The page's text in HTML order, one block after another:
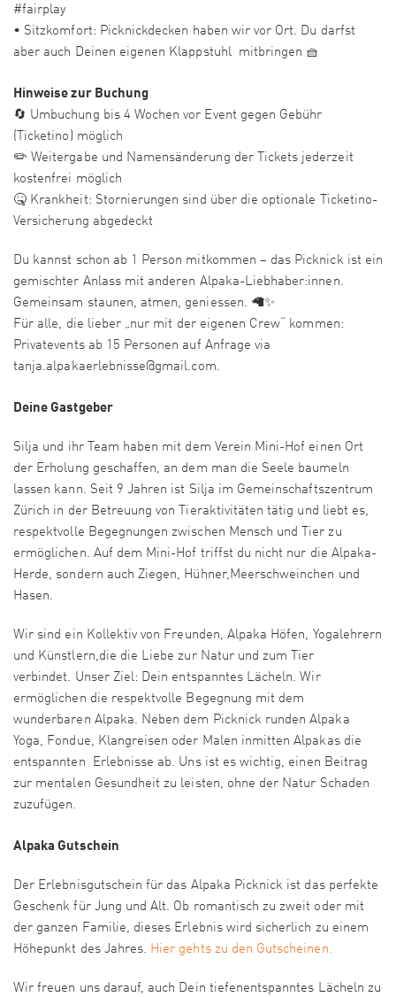
#fairplay
• Sitzkomfort: Picknickdecken haben wir vor Ort. Du darfst
aber auch Deinen eigenen Klappstuhl mitbringen 🧺
Hinweise zur Buchung
🔄 Umbuchung bis 4 Wochen vor Event gegen Gebühr
(Ticketino) möglich
✏️ Weitergabe und Namensänderung der Tickets jederzeit
kostenfrei möglich
🤒 Krankheit: Stornierungen sind über die optionale Ticketino-
Versicherung abgedeckt
Du kannst schon ab 1 Person mitkommen – das Picknick ist ein
gemischter Anlass mit anderen Alpaka-Liebhaber:innen.
Gemeinsam staunen, atmen, geniessen. 🦙✨
Für alle, die lieber „nur mit der eigenen Crew“ kommen:
Privatevents ab 15 Personen auf Anfrage via
tanja.alpakaerlebnisse@gmail.com.
Deine Gastgeber
Silja und ihr Team haben mit dem Verein Mini-Hof einen Ort
der Erholung geschaffen, an dem man die Seele baumeln
lassen kann. Seit 9 Jahren ist Silja im Gemeinschaftszentrum
Zürich in der Betreuung von Tieraktivitäten tätig und liebt es,
respektvolle Begegnungen zwischen Mensch und Tier zu
ermöglichen. Auf dem Mini-Hof triffst du nicht nur die Alpaka-
Herde, sondern auch Ziegen, Hühner,Meerschweinchen und
Hasen.
Wir sind ein Kollektiv von Freunden, Alpaka Höfen, Yogalehrern
und Künstlern,die die Liebe zur Natur und zum Tier
verbindet. Unser Ziel: Dein entspanntes Lächeln. Wir
ermöglichen die respektvolle Begegnung mit dem
wunderbaren Alpaka. Neben dem Picknick runden Alpaka
Yoga, Fondue, Klangreisen oder Malen inmitten Alpakas die
entspannten Erlebnisse ab. Uns ist es wichtig, einen Beitrag
zur mentalen Gesundheit zu leisten, ohne der Natur Schaden
zuzufügen.
Alpaka Gutschein
Der Erlebnisgutschein für das Alpaka Picknick ist das perfekte
Geschenk für Jung und Alt. Ob romantisch zu zweit oder mit
der ganzen Familie, dieses Erlebnis wird sicherlich zu einem
Höhepunkt des Jahres. Hier gehts zu den Gutscheinen.
Wir freuen uns darauf, auch Dein tiefenentspanntes Lächeln zu